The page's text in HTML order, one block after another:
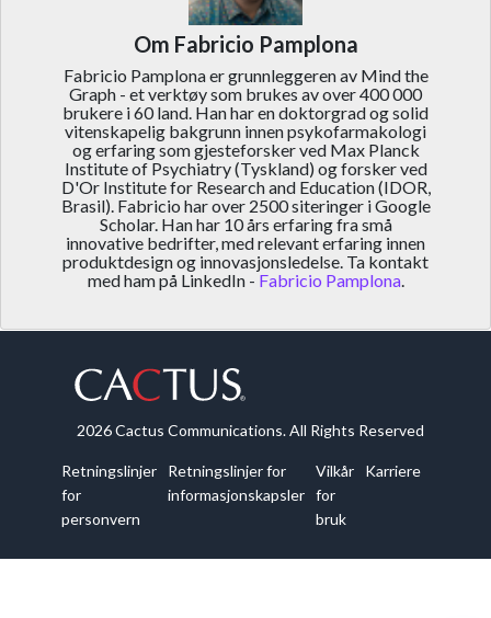
Om Fabricio Pamplona
Fabricio Pamplona er grunnleggeren av Mind the
Graph - et verktøy som brukes av over 400 000
brukere i 60 land. Han har en doktorgrad og solid
vitenskapelig bakgrunn innen psykofarmakologi
og erfaring som gjesteforsker ved Max Planck
Institute of Psychiatry (Tyskland) og forsker ved
D'Or Institute for Research and Education (IDOR,
Brasil). Fabricio har over 2500 siteringer i Google
Scholar. Han har 10 års erfaring fra små
innovative bedrifter, med relevant erfaring innen
produktdesign og innovasjonsledelse. Ta kontakt
med ham på LinkedIn - Fabricio Pamplona.
2026 Cactus Communications. All Rights Reserved
Retningslinjer
for
personvern
Retningslinjer for
informasjonskapsler
Vilkår
for
bruk
Karriere